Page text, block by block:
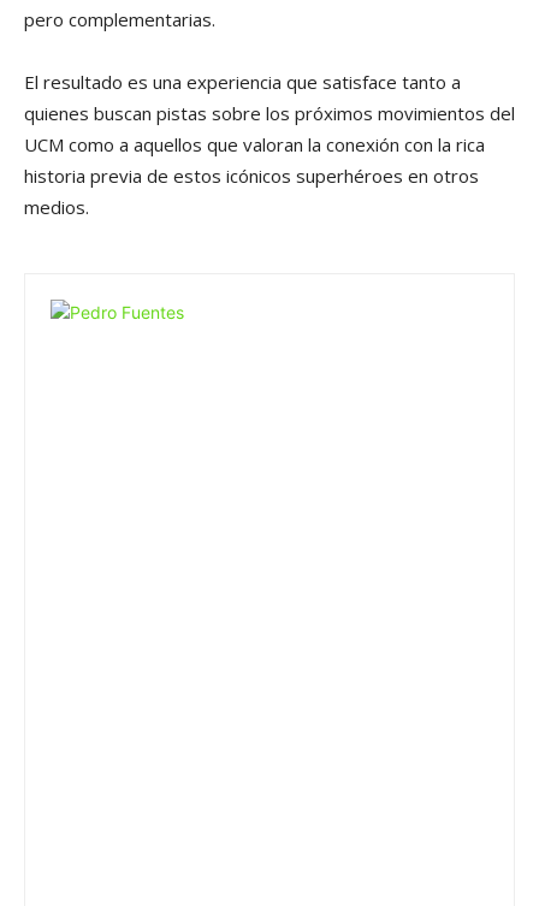
pero complementarias.
El resultado es una experiencia que satisface tanto a
quienes buscan pistas sobre los próximos movimientos del
UCM como a aquellos que valoran la conexión con la rica
historia previa de estos icónicos superhéroes en otros
medios.